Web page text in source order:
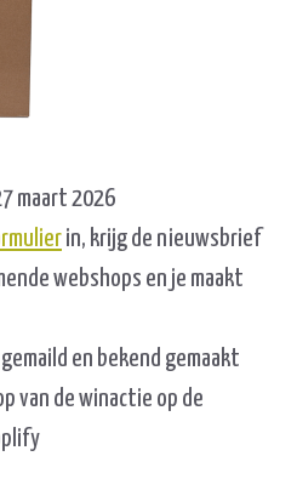
maart 2026
in, krijg de nieuwsbrief
webshops en je maakt
en bekend gemaakt
van de winactie op de